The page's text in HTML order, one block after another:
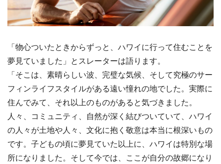
「物心ついたときからずっと、ハワイに行って住むことを
夢見ていました」とスレーターは語ります。
「そこは、素晴らしい波、完璧な気候、そして究極のサー
フィンライフスタイルがある遠い憧れの地でした。実際に
住んでみて、それ以上のものがあると気づきました。
人々、コミュニティ、自然が深く結びついていて、ハワイ
の人々が土地や人々、文化に抱く敬意は本当に根深いもの
です。子どもの頃に夢見ていた以上に、ハワイは特別な場
所になりました。そして今では、ここが自分の故郷になり